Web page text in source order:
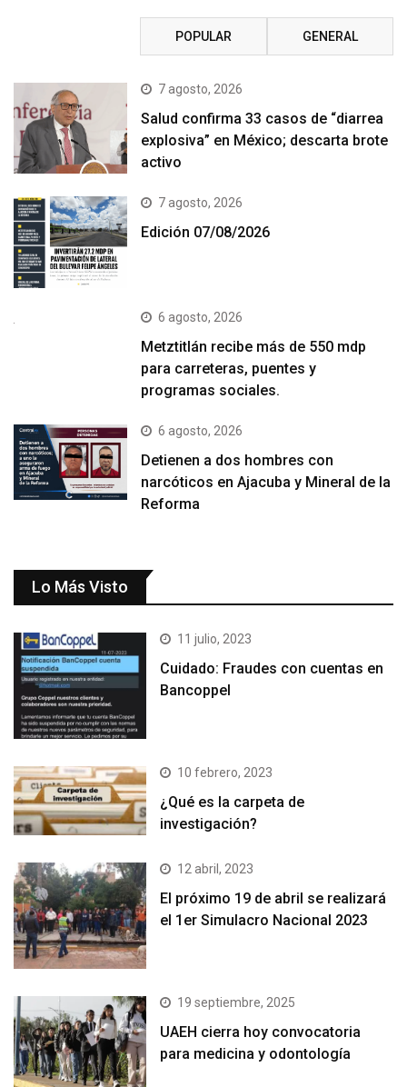
POPULAR GENERAL
7 agosto, 2026
Salud confirma 33 casos de “diarrea
explosiva” en México; descarta brote
activo
7 agosto, 2026
Edición 07/08/2026
6 agosto, 2026
Metztitlán recibe más de 550 mdp
para carreteras, puentes y
programas sociales.
6 agosto, 2026
Detienen a dos hombres con
narcóticos en Ajacuba y Mineral de la
Reforma
Lo Más Visto
11 julio, 2023
Cuidado: Fraudes con cuentas en
Bancoppel
10 febrero, 2023
¿Qué es la carpeta de
investigación?
12 abril, 2023
El próximo 19 de abril se realizará
el 1er Simulacro Nacional 2023
19 septiembre, 2025
UAEH cierra hoy convocatoria
para medicina y odontología